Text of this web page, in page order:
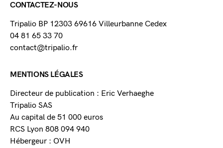
CONTACTEZ-NOUS
Tripalio BP 12303 69616 Villeurbanne Cedex
04 81 65 33 70
contact@tripalio.fr
MENTIONS LÉGALES
Directeur de publication : Eric Verhaeghe
Tripalio SAS
Au capital de 51 000 euros
RCS Lyon 808 094 940
Hébergeur : OVH